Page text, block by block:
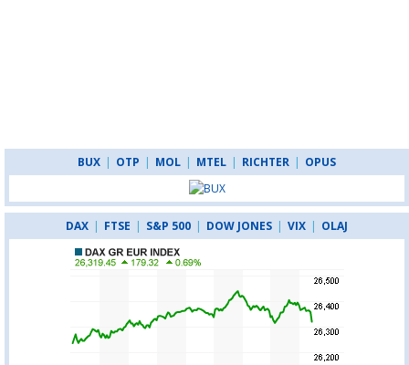
BUX | OTP | MOL | MTEL | RICHTER | OPUS
DAX | FTSE | S&P 500 | DOW JONES | VIX | OLAJ